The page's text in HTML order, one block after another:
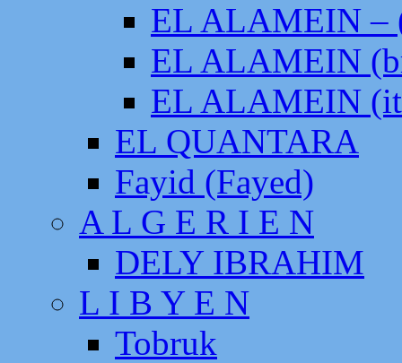
EL ALAMEIN –
EL ALAMEIN
EL ALAMEIN
EL QUANTARA
Fayid (Fayed)
A L G E R I E N
DELY IBRAHIM
L I B Y E N
Tobruk